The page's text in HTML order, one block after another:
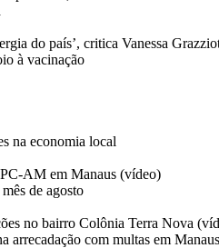
do país’, critica Vanessa
à vacinação
na economia local
PC-AM em Manaus (vídeo)
de agosto
no bairro Colônia Terra Nova
arrecadação com multas em Manaus